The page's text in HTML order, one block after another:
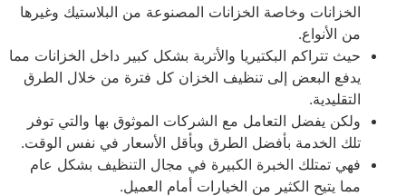
الخزانات وخاصة الخزانات المصنوعة من البلاستيك وغيرها
من الأنواع.
حيث تتراكم البكتيريا والأتربة بشكل كبير داخل الخزانات مما
يدفع البعض إلى تنظيف الخزان كل فترة من خلال الطرق
التقليدية.
ولكن يفضل التعامل مع الشركات الموثوق بها والتي توفر
تلك الخدمة بأفضل الطرق وبأقل الأسعار في نفس الوقت.
فهي تمتلك الخبرة الكبيرة في مجال التنظيف بشكل عام
مما يتيح الكثير من الخيارات أمام العميل.